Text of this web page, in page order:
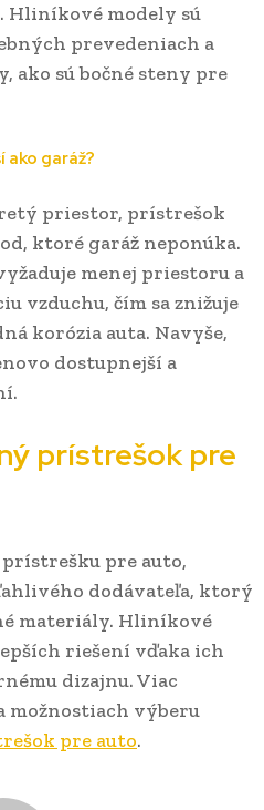
Hliníkové modely sú
prevedeniach a
ako sú bočné steny pre
garáž?
priestor, prístrešok
ktoré garáž neponúka.
menej priestoru a
vzduchu, čím sa znižuje
korózia auta. Navyše,
dostupnejší a
prístrešok pre
pre auto,
dodávateľa, ktorý
materiály. Hliníkové
riešení vďaka ich
dizajnu. Viac
možnostiach výberu
pre auto.